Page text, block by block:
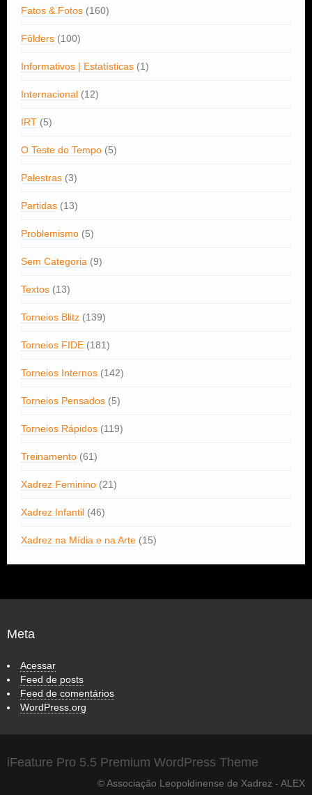
Fatos & Fotos (160)
Fôlders (100)
Informativos | Estatísticas (1)
Internacional (12)
IRT (5)
O Teste do Tempo (5)
Palestras (3)
Partidas (13)
Problemismo (5)
Sem Categoria (9)
Textos (13)
Torneios Blitz (139)
Torneios FIDE (181)
Torneios Internos (142)
Torneios Pensados (5)
Torneios Rápidos (119)
Treinamento (61)
Xadrez Feminino (21)
Xadrez Infantil (46)
Xadrez na Mídia e na Arte (15)
Meta
Acessar
Feed de posts
Feed de comentários
WordPress.org
iFeature Pro 5.5 Premium WordPress Theme
© Associação Leopoldinense de Xadrez - ALEX